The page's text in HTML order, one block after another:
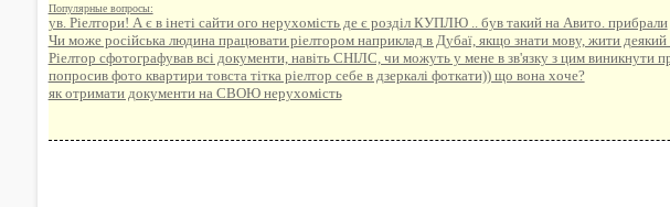
Популярные вопросы:
ув. Ріелтори! А є в інеті сайти ого нерухомість де є розділ КУПЛЮ .. був такий на Авито. прибрали
Чи може російська людина працювати ріелтором наприклад в Дубаї, якщо знати мову, жити деякий
Ріелтор сфотографував всі документи, навіть СНІЛС, чи можуть у мене в зв'язку з цим виникнути
попросив фото квартири товста тітка ріелтор себе в дзеркалі фоткати)) що вона хоче?
як отримати документи на СВОЮ нерухомість